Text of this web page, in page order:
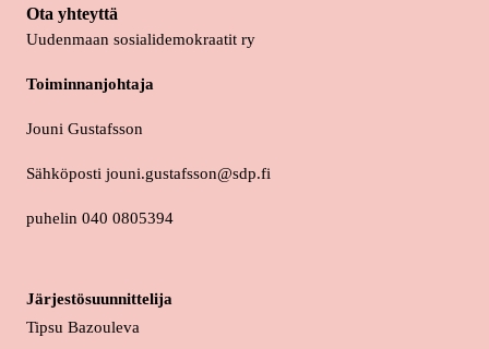
Ota yhteyttä
Uudenmaan sosialidemokraatit ry
Toiminnanjohtaja
Jouni Gustafsson
Sähköposti jouni.gustafsson@sdp.fi
puhelin 040 0805394
Järjestösuunnittelija
Tipsu Bazouleva